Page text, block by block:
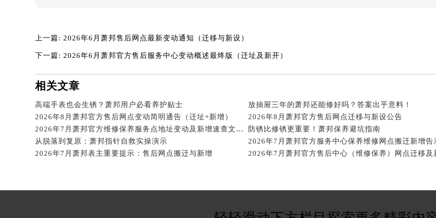
辽宁省铁岭市银州区南马路萧邦售后服务中心（需提前预约）
辽宁省营口市站前区市府路与渤海大街交叉口萧邦售后服务中心（需提前预约）
北京市东城区东长安街1号王府井东方广场W3座6层602室萧邦售后服务中心（需提前预约）
河北省保定市竞秀区朝阳北大街北国先天下萧邦售后服务中心（需提前预约）
内蒙古自治区阿拉善盟市左旗土尔扈特大街萧邦售后服务中心（需提前预约）
内蒙古自治区巴彦淖尔市临河区新华街萧邦售后服务中心（需提前预约）
上一篇: 2026年6月萧邦售后网点最新变动通知（迁移与新设）
下一篇: 2026年6月萧邦官方售后服务中心变动概述最终版（迁址及新开）
相关文章
高端手表也会生锈？萧邦用户必看养护贴士
放抽屉三年的萧邦还能修好吗？答案出乎意料！
2026年8月萧邦官方售后网点变动简明通告（迁址+新增）
2026年8月萧邦官方售后网点迁移与新设公告
2026年7月萧邦官方维修保养服务点地址变动及新增速查文本内容公示
防锈比修锈更重要！萧邦保养避坑指南
从脱落到复原：萧邦指针自救实操演示
2026年7月萧邦官方服务中心保养维修网点搬迁新增告
2026年7月萧邦表主重要提示：售后网点搬迁与新增